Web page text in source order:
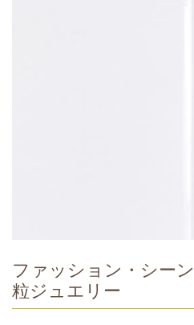
ファッション・シー
粒ジュエリー